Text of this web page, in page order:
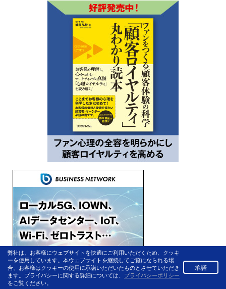
弊社は、お客様にウェブサイトを快適にご利用いただくため、クッキ
ーを使用しています。本ウェブサイトを継続してご覧になられる場
合、お客様はクッキーの使用に承諾いただいたものとさせていただき
ます。プライバシーに関する詳細については、 プライバシーポリシー
をご覧ください。
承諾